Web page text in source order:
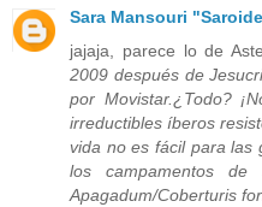
Sara Mansouri
jajaja, parece lo de
2009 después de
por Movistar.¿Todo?
irreductibles íberos
vida no es fácil para las
los campamentos de
Apagadum/Coberturis